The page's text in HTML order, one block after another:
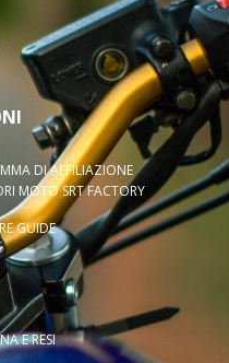
DI AFFILIAZIONE
MOTO SRT FACTORY
GUIDE
E RESI